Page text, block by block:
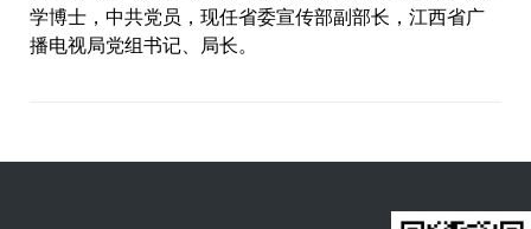
学博士，中共党员，现任省委宣传部副部长，江西省广
播电视局党组书记、局长。